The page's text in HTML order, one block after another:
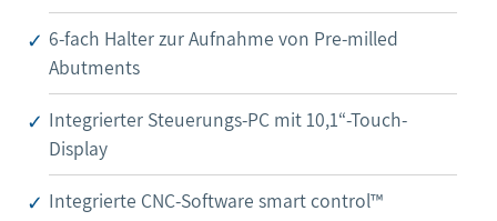
6-fach Halter zur Aufnahme von Pre-milled
Abutments
Integrierter Steuerungs-PC mit 10,1“-Touch-
Display
Integrierte CNC-Software smart control™